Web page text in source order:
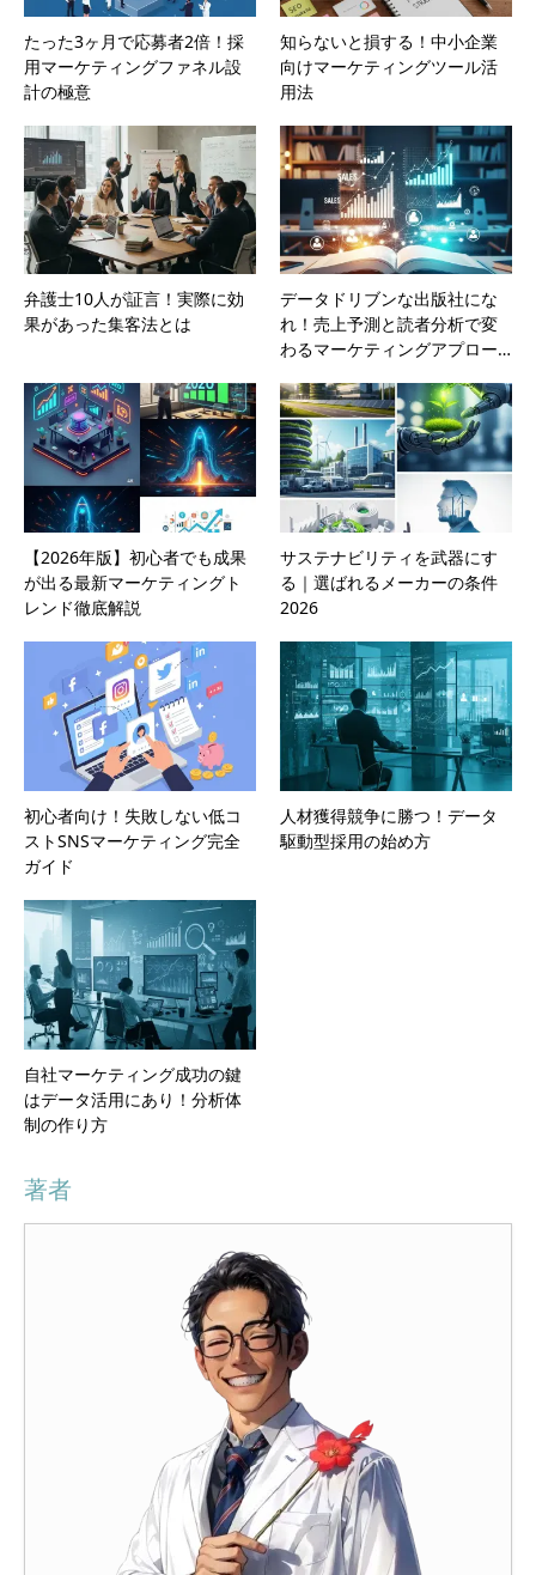
たった3ヶ月で応募者2倍！採
用マーケティングファネル設
計の極意
知らないと損する！中小企業
向けマーケティングツール活
用法
弁護士10人が証言！実際に効
果があった集客法とは
データドリブンな出版社にな
れ！売上予測と読者分析で変
わるマーケティングアプロー…
【2026年版】初心者でも成果
が出る最新マーケティングト
レンド徹底解説
サステナビリティを武器にす
る｜選ばれるメーカーの条件
2026
初心者向け！失敗しない低コ
ストSNSマーケティング完全
ガイド
人材獲得競争に勝つ！データ
駆動型採用の始め方
自社マーケティング成功の鍵
はデータ活用にあり！分析体
制の作り方
著者